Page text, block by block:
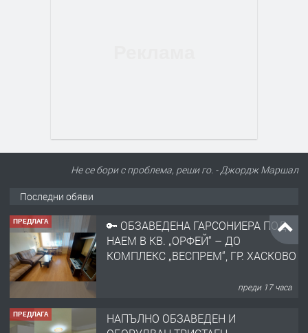
Не се бори с проблема, реши го. - Джордж Маршал
Последни обяви
🔑 ОБЗАВЕДЕНА ГАРСОНИЕРА ПОД
НАЕМ В КВ. „ОРФЕЙ“ – ДО
КОМПЛЕКС „ВЕСПРЕМ“, ГР. ХАСКОВО
ОБОРУДВАН ТРИСТАЕН